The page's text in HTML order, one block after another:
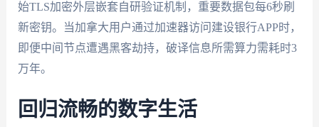
始TLS加密外层嵌套自研验证机制，重要数据包每6秒刷
新密钥。当加拿大用户通过加速器访问建设银行APP时，
即便中间节点遭遇黑客劫持，破译信息所需算力需耗时3
万年。
回归流畅的数字生活